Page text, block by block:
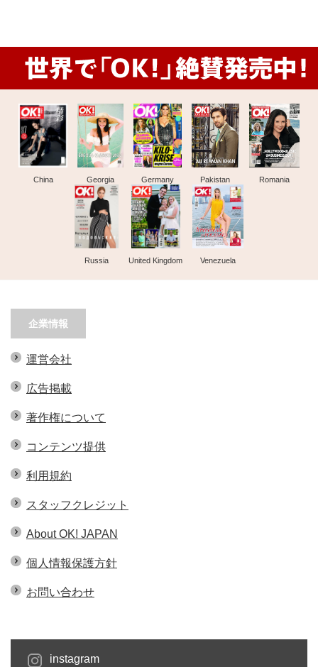
China Georgia Germany Pakistan Romania
Russia United Kingdom Venezuela
企業情報
運営会社
広告掲載
著作権について
コンテンツ提供
利用規約
スタッフクレジット
About OK! JAPAN
個人情報保護方針
お問い合わせ
instagram